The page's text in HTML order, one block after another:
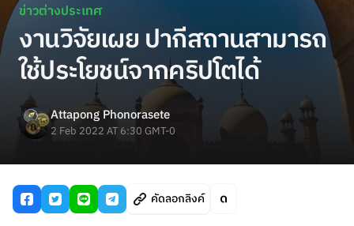
ข่าวต่างประเทศ
งานวิจัยเผย ปากีสถานสามารถ
ใช้ประโยชน์จากคริปโตได้
Attapong Phonorasete
2 Feb 2022 AT 6:30 GMT-0
คัดลอกลิงค์